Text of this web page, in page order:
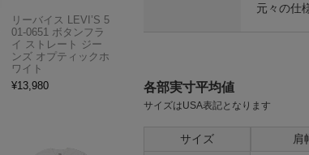
元々の仕
各部実寸平均値
サイズはUSA表記となります
サイズ 肩
リーバイス LEVI’S 5
01-0651 ボタンフラ
イ ストレート ジー
ンズ オプティックホ
ワイト
¥13,980